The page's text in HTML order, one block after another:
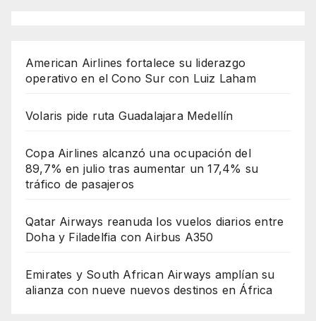
American Airlines fortalece su liderazgo
operativo en el Cono Sur con Luiz Laham
Volaris pide ruta Guadalajara Medellín
Copa Airlines alcanzó una ocupación del
89,7% en julio tras aumentar un 17,4% su
tráfico de pasajeros
Qatar Airways reanuda los vuelos diarios entre
Doha y Filadelfia con Airbus A350
Emirates y South African Airways amplían su
alianza con nueve nuevos destinos en África